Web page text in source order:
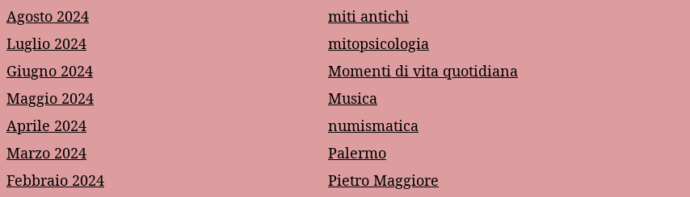
Agosto 2024
Luglio 2024
Giugno 2024
Maggio 2024
Aprile 2024
Marzo 2024
Febbraio 2024
miti antichi
mitopsicologia
Momenti di vita quotidiana
Musica
numismatica
Palermo
Pietro Maggiore